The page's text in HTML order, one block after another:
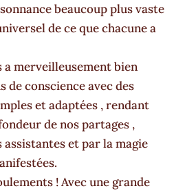
beaucoup plus vaste
de ce que chacune a
a merveilleusement bien
de conscience avec des
et adaptées , rendant
de nos partages ,
assistantes et par la magie
! Avec une grande